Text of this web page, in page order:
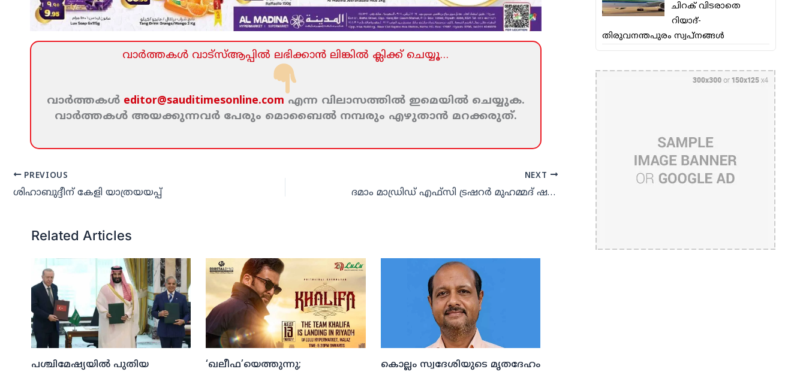
വാര്‍ത്തകള്‍ വാട്‌സ്‌ആപ്പില്‍ ലഭിക്കാന്‍ ലിങ്കില്‍ ക്ലിക്ക്‌ ചെയ്യൂ…
വാര്‍ത്തകള്‍ editor@sauditimesonline.com എന്ന വിലാസത്തില്‍ ഇമെയില്‍ ചെയ്യുക.
വാര്‍ത്തകള്‍ അയക്കുന്നവര്‍ പേരും മൊബൈല്‍ നമ്പരും എഴുതാന്‍ മറക്കരുത്‌.
PREVIOUS
ശിഹാബുദ്ദീന് കേളി യാത്രയയപ്പ്
NEXT
ദമാം മാഡ്രിഡ് എഫ്‌സി ട്രഷറര്‍ മുഹമ്മദ് ഷബീര്‍ നാട്ടില്‍ മരിച്ചു
Related Articles
പശ്ചിമേഷ്യയില്‍ പുതിയ
‘ഖലീഫ’യെത്തുന്നു;
കൊല്ലം സ്വദേശിയുടെ മൃതദേഹം
ചിറക് വിടരാതെ
റിയാദ്-
തിരുവനന്തപുരം സ്വപ്നങ്ങള്‍